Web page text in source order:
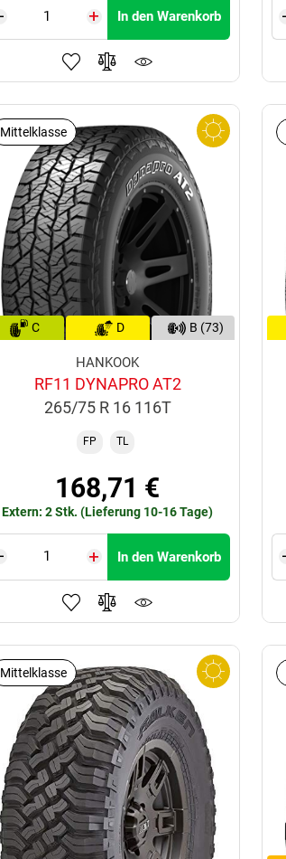
In den Warenkorb
Mittelklasse
C D B (73)
HANKOOK
RF11 DYNAPRO AT2
265/75 R 16 116T
FP TL
168,71 €
Extern: 2 Stk. (Lieferung 10-16 Tage)
In den Warenkorb
Mittelklasse